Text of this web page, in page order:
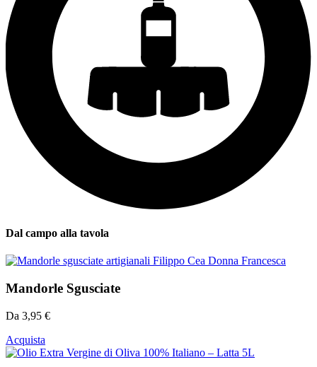
Dal campo alla tavola
Mandorle Sgusciate
Da 3,95 €
Acquista